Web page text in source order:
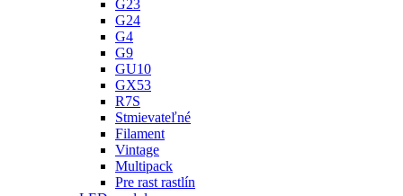
G23
G24
G4
G9
GU10
GX53
R7S
Stmievateľné
Filament
Vintage
Multipack
Pre rast rastlín